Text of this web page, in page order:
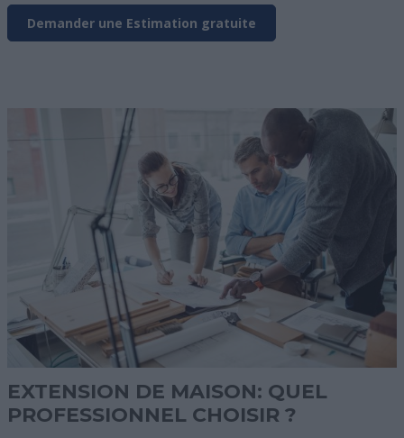
Demander une Estimation gratuite
EXTENSION DE MAISON: QUEL
PROFESSIONNEL CHOISIR ?